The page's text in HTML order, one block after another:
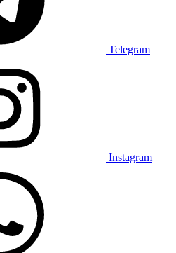
Telegram
Instagram